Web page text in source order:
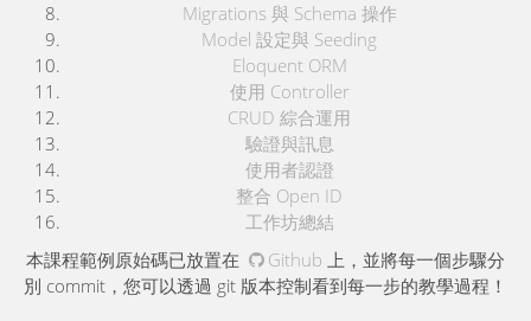
Migrations 與 Schema 操作
Model 設定與 Seeding
Eloquent ORM
使用 Controller
CRUD 綜合運用
驗證與訊息
使用者認證
整合 Open ID
工作坊總結
本課程範例原始碼已放置在
Github 上，並將每一個步驟分
別 commit，您可以透過 git 版本控制看到每一步的教學過程！